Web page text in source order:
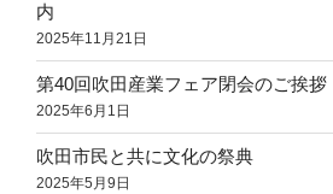
内
2025年11月21日
第40回吹田産業フェア閉会のご挨拶
2025年6月1日
吹田市民と共に文化の祭典
2025年5月9日